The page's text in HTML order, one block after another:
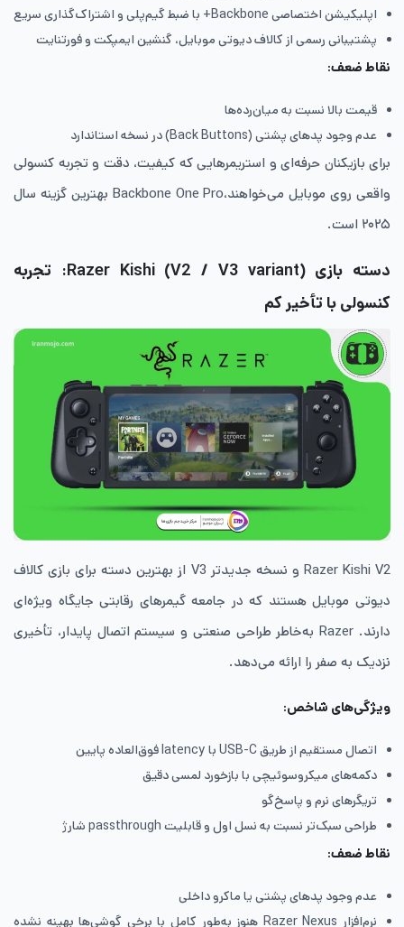
اپلیکیشن اختصاصی Backbone+ با ضبط گیم‌پلی و اشتراک‌گذاری سریع
پشتیبانی رسمی از کالاف دیوتی موبایل، گنشین ایمپکت و فورتنایت
نقاط ضعف:
قیمت بالا نسبت به میان‌رده‌ها
عدم وجود پدهای پشتی (Back Buttons) در نسخه استاندارد
برای بازیکنان حرفه‌ای و استریمرهایی که کیفیت، دقت و تجربه کنسولی
واقعی روی موبایل می‌خواهند،Backbone One Pro بهترین گزینه سال
۲۰۲۵ است.
دسته بازی Razer Kishi (V2 / V3 variant): تجربه
کنسولی با تأخیر کم
Razer Kishi V2 و نسخه جدیدتر V3 از بهترین دسته برای بازی کالاف
دیوتی موبایل هستند که در جامعه گیمرهای رقابتی جایگاه ویژه‌ای
دارند. Razer به‌خاطر طراحی صنعتی و سیستم اتصال پایدار، تأخیری
نزدیک به صفر را ارائه می‌دهد.
ویژگی‌های شاخص:
اتصال مستقیم از طریق USB-C با latency فوق‌العاده پایین
دکمه‌های میکروسوئیچی با بازخورد لمسی دقیق
تریگرهای نرم و پاسخ‌گو
طراحی سبک‌تر نسبت به نسل اول و قابلیت passthrough شارژ
نقاط ضعف:
عدم وجود پدهای پشتی یا ماکرو داخلی
نرم‌افزار Razer Nexus هنوز به‌طور کامل با برخی گوشی‌ها بهینه نشده